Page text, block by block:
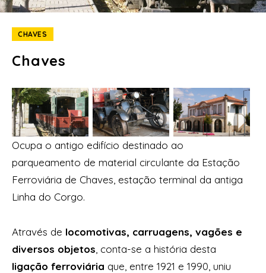
CHAVES
Chaves
Ocupa o antigo edifício destinado ao
parqueamento de material circulante da Estação
Ferroviária de Chaves, estação terminal da antiga
Linha do Corgo.
Através de locomotivas, carruagens, vagões e
diversos objetos , conta-se a história desta
ligação ferroviária que, entre 1921 e 1990, uniu